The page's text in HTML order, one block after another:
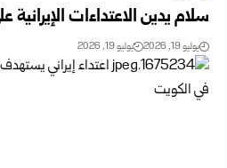
سلام يدين الاعتداءات الإيرانية
يوليو 19, 2026 يوليو 19, 2026